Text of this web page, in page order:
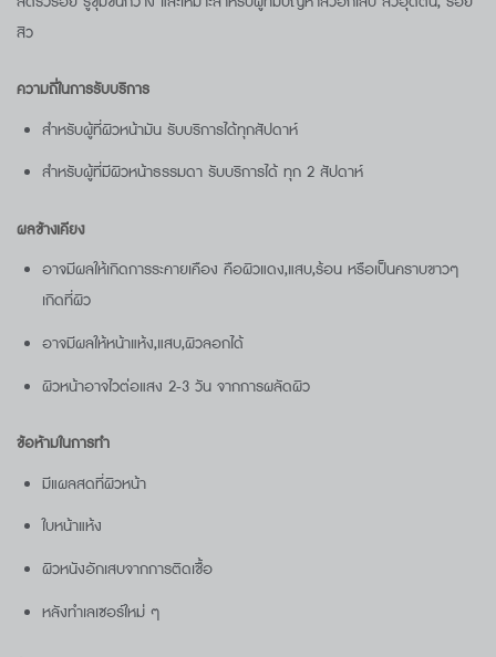
สิว
ความถี่ในการรับบริการ
สำหรับผู้ที่ผิวหน้ามัน รับบริการได้ทุกสัปดาห์
สำหรับผู้ที่มีผิวหน้าธรรมดา รับบริการได้ ทุก 2 สัปดาห์
ผลข้างเคียง
อาจมีผลให้เกิดการระคายเคือง คือผิวแดง,แสบ,ร้อน หรือเป็นคราบขาวๆ
เกิดที่ผิว
อาจมีผลให้หน้าแห้ง,แสบ,ผิวลอกได้
ผิวหน้าอาจไวต่อแสง 2-3 วัน จากการผลัดผิว
ข้อห้ามในการทำ
มีแผลสดที่ผิวหน้า
ใบหน้าแห้ง
ผิวหนังอักเสบจากการติดเชื้อ
หลังทำเลเซอร์ใหม่ ๆ